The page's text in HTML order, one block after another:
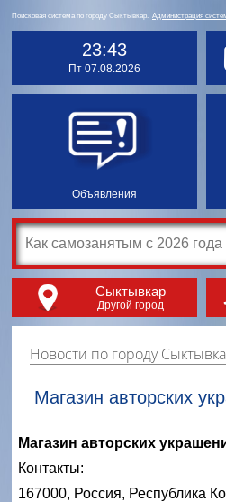
Поисковая система по городу Сыктывкар. Администрация
23:43
Пт 07.08.2026
Объявления
Сыктывкар
Другой город
Новости по городу
Магазин авторских
Магазин авторских
Контакты:
167000, Россия, Республика